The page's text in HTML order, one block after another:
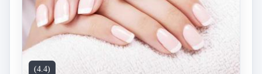
(4.4)